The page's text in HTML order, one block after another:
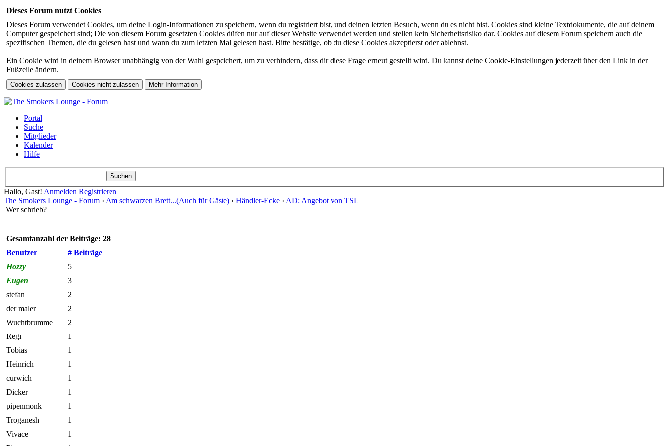
Dieses Forum nutzt Cookies
Dieses Forum verwendet Cookies, um deine Login-Informationen zu speichern, wenn du registriert bist, und deinen letzten Besuch, wenn du es nicht bist. Cookies sind kleine Textdokumente, die auf deinem
Computer gespeichert sind; Die von diesem Forum gesetzten Cookies düfen nur auf dieser Website verwendet werden und stellen kein Sicherheitsrisiko dar. Cookies auf diesem Forum speichern auch die
spezifischen Themen, die du gelesen hast und wann du zum letzten Mal gelesen hast. Bitte bestätige, ob du diese Cookies akzeptierst oder ablehnst.
Ein Cookie wird in deinem Browser unabhängig von der Wahl gespeichert, um zu verhindern, dass dir diese Frage erneut gestellt wird. Du kannst deine Cookie-Einstellungen jederzeit über den Link in der
Fußzeile ändern.
Portal
Suche
Mitglieder
Kalender
Hilfe
Hallo, Gast! Anmelden Registrieren
The Smokers Lounge - Forum › Am schwarzen Brett...(Auch für Gäste) › Händler-Ecke › AD: Angebot von TSL
Wer schrieb?
Gesamtanzahl der Beiträge: 28
Benutzer
# Beiträge
Hozzy
5
Eugen
3
stefan
2
der maler
2
Wuchtbrumme
2
Regi
1
Tobias
1
Heinrich
1
curwich
1
Dicker
1
pipenmonk
1
Troganesh
1
Vivace
1